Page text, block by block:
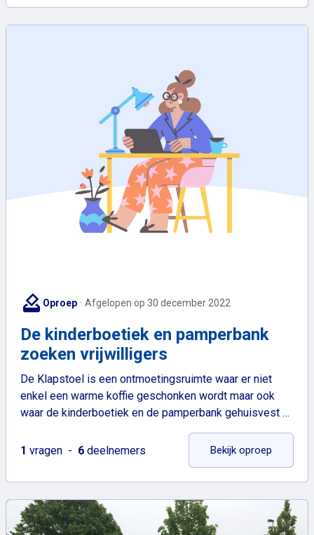
how_to_vote Oproep Afgelopen op 30 december 2022
De kinderboetiek en pamperbank
zoeken vrijwilligers
De Klapstoel is een ontmoetingsruimte waar er niet
enkel een warme koffie geschonken wordt maar ook
waar de kinderboetiek en de pamperbank gehuisvest …
1 vragen 6 deelnemers Bekijk oproep